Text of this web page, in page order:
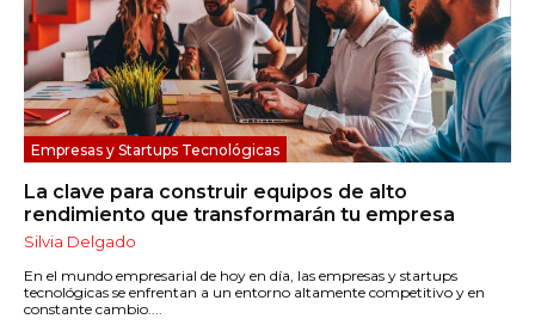
Empresas y Startups Tecnológicas
La clave para construir equipos de alto
rendimiento que transformarán tu empresa
Silvia Delgado
En el mundo empresarial de hoy en día, las empresas y startups
tecnológicas se enfrentan a un entorno altamente competitivo y en
constante cambio....